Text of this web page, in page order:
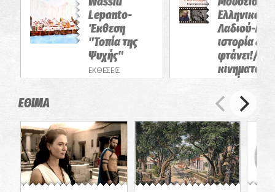
Lepanto-
Έκθεση
"Τοπία της
Ψυχής"
ΕΚΘΕΣΕΙΣ
Ελληνικού
Λαδιού-Μια
ιστορία δεν
φτάνει!/
αφιέρωμα
ΠΡΟΒΟΛΕΣ
ΕΘΙΜΑ